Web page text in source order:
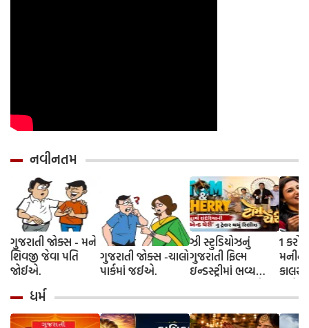
નવીનતમ
ગુજરાતી જોક્સ - મને
શિવજી જેવા પતિ
જોઈએ.
ગુજરાતી જોક્સ -ચાલો
પાર્કમાં જઈએ.
ઝી સ્ટુડિયોઝનું
ગુજરાતી ફિલ્મ
ઇન્ડસ્ટ્રીમાં ભવ્ય
રાંદેરિયાની 'ટોમ એન્ડ
ચેરી' સાથે કરશે
1
મનીનુ
ધર્મ